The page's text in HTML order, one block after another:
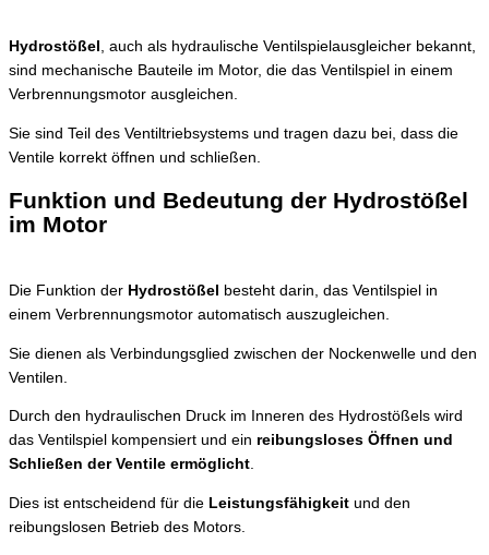
Hydrostößel , auch als hydraulische Ventilspielausgleicher bekannt,
sind mechanische Bauteile im Motor, die das Ventilspiel in einem
Verbrennungsmotor ausgleichen.
Sie sind Teil des Ventiltriebsystems und tragen dazu bei, dass die
Ventile korrekt öffnen und schließen.
Funktion und Bedeutung der Hydrostößel
im Motor
Die Funktion der Hydrostößel
besteht darin, das Ventilspiel in
einem Verbrennungsmotor automatisch auszugleichen.
Sie dienen als Verbindungsglied zwischen der Nockenwelle und den
Ventilen.
Durch den hydraulischen Druck im Inneren des Hydrostößels wird
das Ventilspiel kompensiert und ein reibungsloses Öffnen und
Schließen der Ventile ermöglicht.
Dies ist entscheidend für die Leistungsfähigkeit und den
reibungslosen Betrieb des Motors.